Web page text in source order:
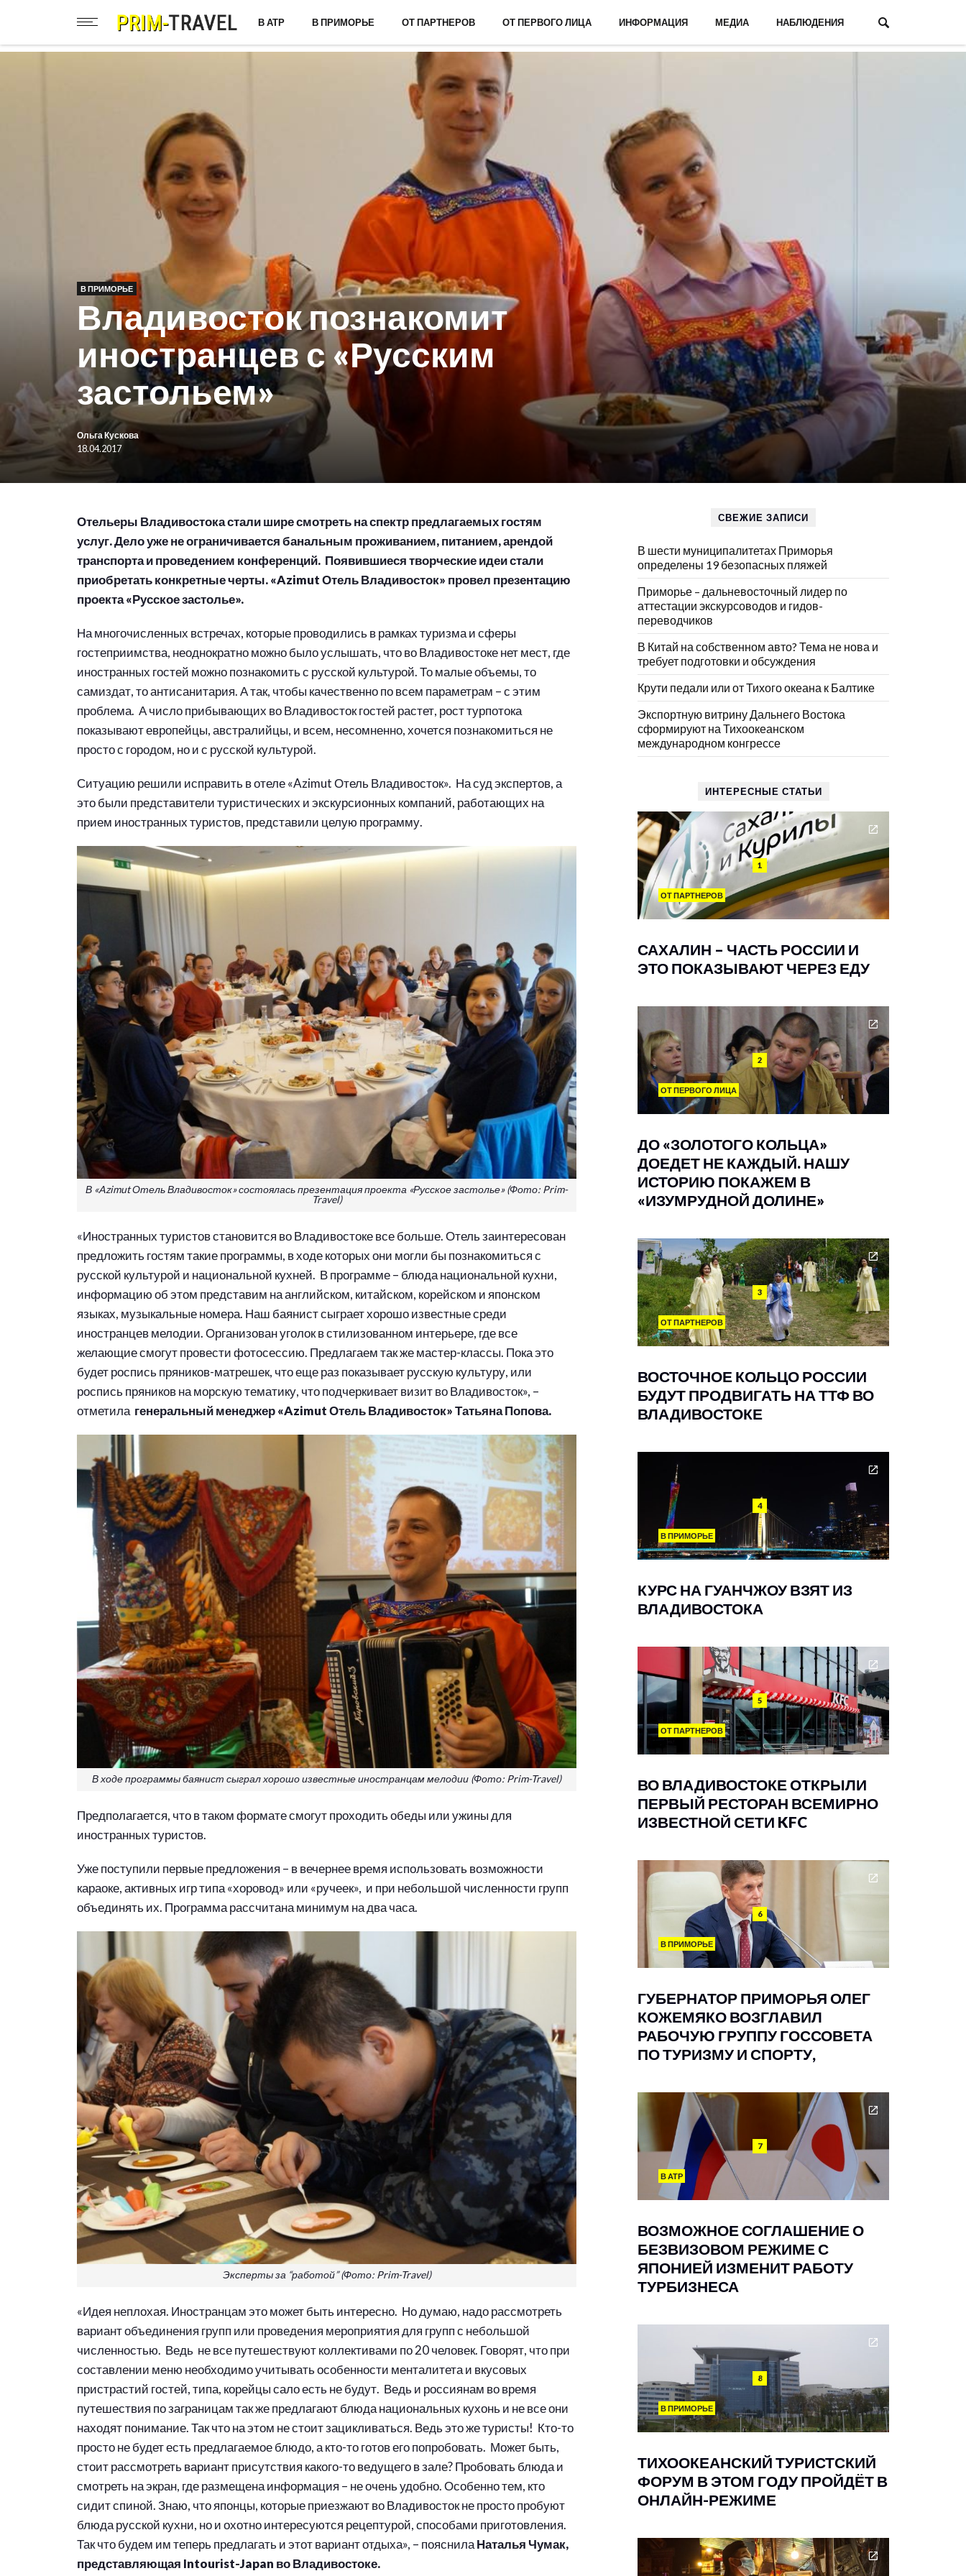
В АТР В ПРИМОРЬЕ ОТ ПАРТНЕРОВ ОТ ПЕРВОГО ЛИЦА ИНФОРМАЦИЯ МЕДИА НАБЛЮДЕНИЯ
В ПРИМОРЬЕ
Владивосток познакомит
иностранцев с «Русским
застольем»
Ольга Кускова
18.04.2017
Отельеры Владивостока стали шире смотреть на спектр предлагаемых гостям
услуг. Дело уже не ограничивается банальным проживанием, питанием, арендой
транспорта и проведением конференций. Появившиеся творческие идеи стали
приобретать конкретные черты. «Azimut Отель Владивосток» провел презентацию
проекта «Русское застолье».
На многочисленных встречах, которые проводились в рамках туризма и сферы
гостеприимства, неоднократно можно было услышать, что во Владивостоке нет мест, где
иностранных гостей можно познакомить с русской культурой. То малые объемы, то
самиздат, то антисанитария. А так, чтобы качественно по всем параметрам – с этим
проблема. А число прибывающих во Владивосток гостей растет, рост турпотока
показывают европейцы, австралийцы, и всем, несомненно, хочется познакомиться не
просто с городом, но и с русской культурой.
Ситуацию решили исправить в отеле «Azimut Отель Владивосток». На суд экспертов, а
это были представители туристических и экскурсионных компаний, работающих на
прием иностранных туристов, представили целую программу.
В «Azimut Отель Владивосток» состоялась презентация проекта «Русское застолье» (Фото: Prim-
Travel)
«Иностранных туристов становится во Владивостоке все больше. Отель заинтересован
предложить гостям такие программы, в ходе которых они могли бы познакомиться с
русской культурой и национальной кухней. В программе – блюда национальной кухни,
информацию об этом представим на английском, китайском, корейском и японском
языках, музыкальные номера. Наш баянист сыграет хорошо известные среди
иностранцев мелодии. Организован уголок в стилизованном интерьере, где все
желающие смогут провести фотосессию. Предлагаем так же мастер-классы. Пока это
будет роспись пряников-матрешек, что еще раз показывает русскую культуру, или
роспись пряников на морскую тематику, что подчеркивает визит во Владивосток», –
отметила генеральный менеджер «Azimut Отель Владивосток» Татьяна Попова.
В ходе программы баянист сыграл хорошо известные иностранцам мелодии (Фото: Prim-Travel)
Предполагается, что в таком формате смогут проходить обеды или ужины для
иностранных туристов.
Уже поступили первые предложения – в вечернее время использовать возможности
караоке, активных игр типа «хоровод» или «ручеек», и при небольшой численности групп
объединять их. Программа рассчитана минимум на два часа.
Эксперты за “работой” (Фото: Prim-Travel)
«Идея неплохая. Иностранцам это может быть интересно. Но думаю, надо рассмотреть
вариант объединения групп или проведения мероприятия для групп с небольшой
численностью. Ведь не все путешествуют коллективами по 20 человек. Говорят, что при
составлении меню необходимо учитывать особенности менталитета и вкусовых
пристрастий гостей, типа, корейцы сало есть не будут. Ведь и россиянам во время
путешествия по заграницам так же предлагают блюда национальных кухонь и не все они
находят понимание. Так что на этом не стоит зацикливаться. Ведь это же туристы! Кто-то
просто не будет есть предлагаемое блюдо, а кто-то готов его попробовать. Может быть,
стоит рассмотреть вариант присутствия какого-то ведущего в зале? Пробовать блюда и
смотреть на экран, где размещена информация – не очень удобно. Особенно тем, кто
сидит спиной. Знаю, что японцы, которые приезжают во Владивосток не просто пробуют
блюда русской кухни, но и охотно интересуются рецептурой, способами приготовления.
Так что будем им теперь предлагать и этот вариант отдыха», – пояснилаНаталья Чумак,
представляющая Intourist-Japan во Владивостоке.
СВЕЖИЕ ЗАПИСИ
В шести муниципалитетах Приморья
определены 19 безопасных пляжей
Приморье – дальневосточный лидер по
аттестации экскурсоводов и гидов-
переводчиков
В Китай на собственном авто? Тема не нова и
требует подготовки и обсуждения
Крути педали или от Тихого океана к Балтике
Экспортную витрину Дальнего Востока
сформируют на Тихоокеанском
международном конгрессе
ИНТЕРЕСНЫЕ СТАТЬИ
1
ОТ ПАРТНЕРОВ
САХАЛИН – ЧАСТЬ РОССИИ И
ЭТО ПОКАЗЫВАЮТ ЧЕРЕЗ ЕДУ
2
ОТ ПЕРВОГО ЛИЦА
ДО «ЗОЛОТОГО КОЛЬЦА»
ДОЕДЕТ НЕ КАЖДЫЙ. НАШУ
ИСТОРИЮ ПОКАЖЕМ В
«ИЗУМРУДНОЙ ДОЛИНЕ»
3
ОТ ПАРТНЕРОВ
ВОСТОЧНОЕ КОЛЬЦО РОССИИ
БУДУТ ПРОДВИГАТЬ НА ТТФ ВО
ВЛАДИВОСТОКЕ
4
В ПРИМОРЬЕ
КУРС НА ГУАНЧЖОУ ВЗЯТ ИЗ
ВЛАДИВОСТОКА
5
ОТ ПАРТНЕРОВ
ВО ВЛАДИВОСТОКЕ ОТКРЫЛИ
ПЕРВЫЙ РЕСТОРАН ВСЕМИРНО
ИЗВЕСТНОЙ СЕТИ KFC
6
В ПРИМОРЬЕ
ГУБЕРНАТОР ПРИМОРЬЯ ОЛЕГ
КОЖЕМЯКО ВОЗГЛАВИЛ
РАБОЧУЮ ГРУППУ ГОССОВЕТА
ПО ТУРИЗМУ И СПОРТУ,
7
В АТР
ВОЗМОЖНОЕ СОГЛАШЕНИЕ О
БЕЗВИЗОВОМ РЕЖИМЕ С
ЯПОНИЕЙ ИЗМЕНИТ РАБОТУ
ТУРБИЗНЕСА
8
В ПРИМОРЬЕ
ТИХООКЕАНСКИЙ ТУРИСТСКИЙ
ФОРУМ В ЭТОМ ГОДУ ПРОЙДЁТ В
ОНЛАЙН-РЕЖИМЕ